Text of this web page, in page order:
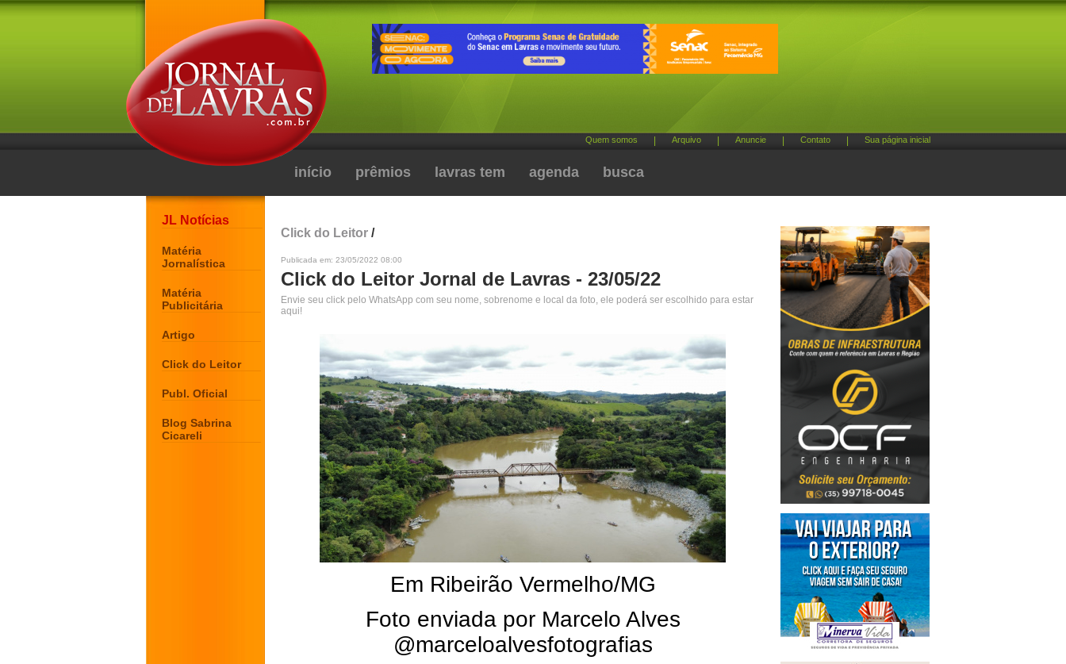
Quem somos Arquivo Anuncie Contato Sua página inicial
início prêmios lavras tem agenda busca
JL Notícias
Matéria
Jornalística
Matéria
Publicitária
Artigo
Click do Leitor
Publ. Oficial
Blog Sabrina
Cicareli
Click do Leitor /
Publicada em: 23/05/2022 08:00
Click do Leitor Jornal de Lavras - 23/05/22
Envie seu click pelo WhatsApp com seu nome, sobrenome e local da foto, ele poderá ser escolhido para estar
aqui!
Em Ribeirão Vermelho/MG
Foto enviada por Marcelo Alves
@marceloalvesfotografias